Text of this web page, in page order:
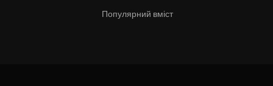
Популярний вміст